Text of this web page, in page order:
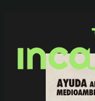
contenido